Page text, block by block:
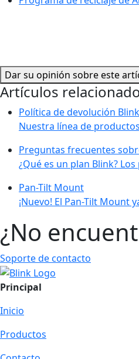
Dar su opinión sobre este
Artículos
Política de devolución Blink
Nuestra línea de
Preguntas frecuentes
¿Qué es un plan Blink?
Pan-Tilt Mount
¡Nuevo! El Pan-Tilt Mount
¿No
Soporte de contacto
Principal
Inicio
Productos